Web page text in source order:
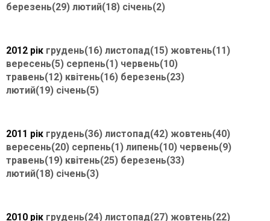
березень(29) лютий(18) січень(2)
2012 рік грудень(16) листопад(15) жовтень(11)
вересень(5) серпень(1) червень(10)
травень(12) квітень(16) березень(23)
лютий(19) січень(5)
2011 рік грудень(36) листопад(42) жовтень(40)
вересень(20) серпень(1) липень(10) червень(9)
травень(19) квітень(25) березень(33)
лютий(18) січень(3)
2010 рік грудень(24) листопад(27) жовтень(22)